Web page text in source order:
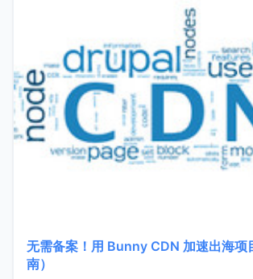
无需备案！用 Bunny CDN 加速出海项
南）